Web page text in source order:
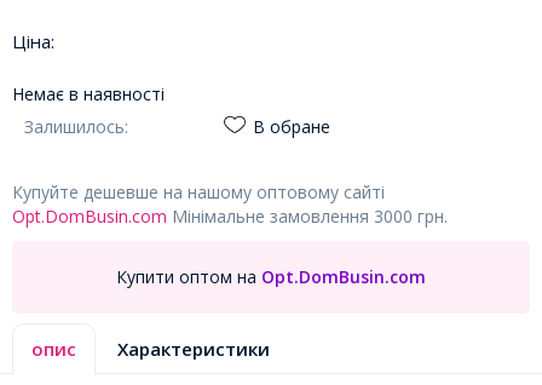
Ціна:
Немає в наявності
Залишилось:
В обране
Купуйте дешевше на нашому оптовому сайті
Opt.DomBusin.com Мінімальне замовлення 3000 грн.
Купити оптом на Opt.DomBusin.com
опис Характеристики